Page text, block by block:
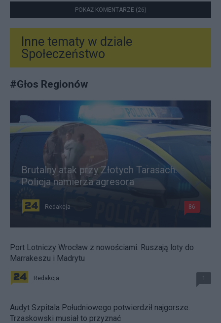
POKAŻ KOMENTARZE (26)
Inne tematy w dziale
Społeczeństwo
#Głos Regionów
Brutalny atak przy Złotych Tarasach.
Policja namierza agresora
Redakcja 86
Port Lotniczy Wrocław z nowościami. Ruszają loty do
Marrakeszu i Madrytu
Redakcja 1
Audyt Szpitala Południowego potwierdził najgorsze.
Trzaskowski musiał to przyznać